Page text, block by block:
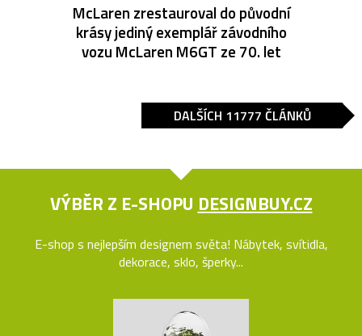
McLaren zrestauroval do původní
krásy jediný exemplář závodního
vozu McLaren M6GT ze 70. let
DALŠÍCH 11777 ČLÁNKŮ
VÝBĚR Z E-SHOPU DESIGNBUY.CZ
E-shop s nejlepším designem světa! Nábytek, svítidla,
dekorace, sklo, šperky...